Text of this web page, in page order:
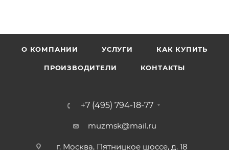
О КОМПАНИИ УСЛУГИ КАК КУПИТЬ
ПРОИЗВОДИТЕЛИ КОНТАКТЫ
+7 (495) 794-18-77
muzmsk@mail.ru
г. Москва, Пятницкое шоссе, д. 18